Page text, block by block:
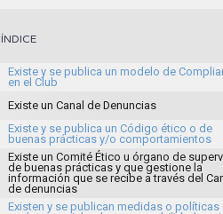
ÍNDICE
Existe y se publica un modelo de
en el Club
Existe un Canal de Denuncias
Existe y se publica un Código ético o de
buenas prácticas y/o comportamientos
Existe un Comité Ético u órgano de
de buenas prácticas y que gestione la
información que se recibe a través del
de denuncias
Existen y se publican medidas o políticas